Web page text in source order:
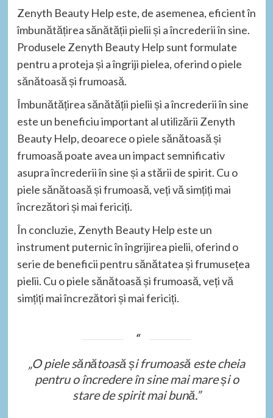
Zenyth Beauty Help este, de asemenea, eficient în
îmbunătățirea sănătății pielii și a încrederii în sine.
Produsele Zenyth Beauty Help sunt formulate
pentru a proteja și a îngriji pielea, oferind o piele
sănătoasă și frumoasă.
Îmbunătățirea sănătății pielii și a încrederii în sine
este un beneficiu important al utilizării Zenyth
Beauty Help, deoarece o piele sănătoasă și
frumoasă poate avea un impact semnificativ
asupra încrederii în sine și a stării de spirit. Cu o
piele sănătoasă și frumoasă, veți vă simțiți mai
încrezători și mai fericiți.
În concluzie, Zenyth Beauty Help este un
instrument puternic în îngrijirea pielii, oferind o
serie de beneficii pentru sănătatea și frumusețea
pielii. Cu o piele sănătoasă și frumoasă, veți vă
simțiți mai încrezători și mai fericiți.
„O piele sănătoasă și frumoasă este cheia
pentru o încredere în sine mai mare și o
stare de spirit mai bună.”